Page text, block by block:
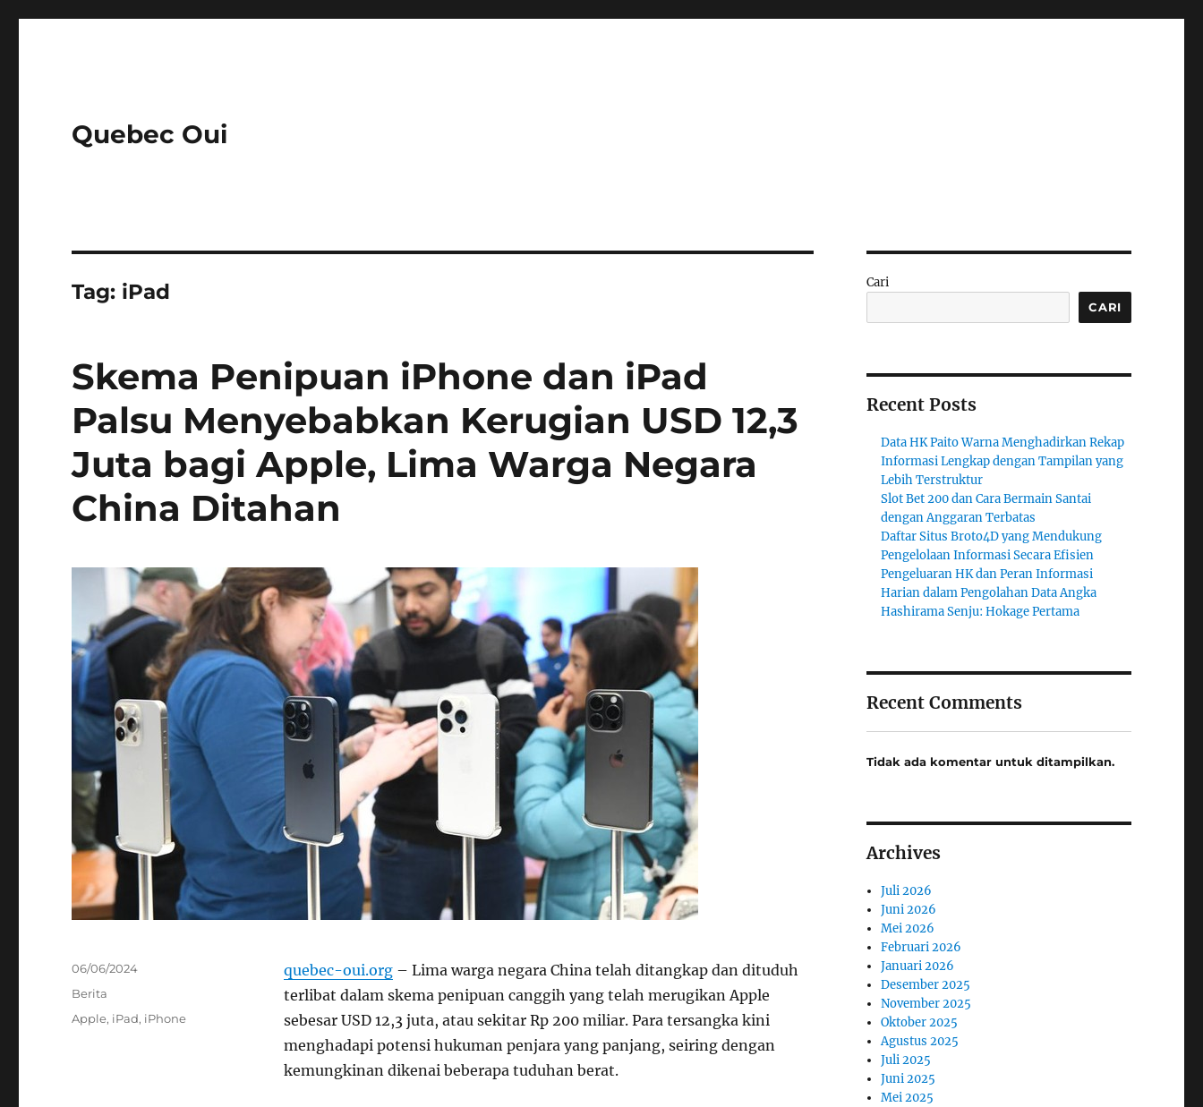
Quebec Oui
Tag: iPad
Skema Penipuan iPhone dan iPad
Palsu Menyebabkan Kerugian USD 12,3
Juta bagi Apple, Lima Warga Negara
China Ditahan
quebec-oui.org– Lima warga negara China telah ditangkap dan dituduh
terlibat dalam skema penipuan canggih yang telah merugikan Apple
sebesar USD 12,3 juta, atau sekitar Rp 200 miliar. Para tersangka kini
menghadapi potensi hukuman penjara yang panjang, seiring dengan
kemungkinan dikenai beberapa tuduhan berat.
Posted
06/06/2024
Categories
Berita
Tags
Apple, iPad, iPhone
Cari
CARI
Recent Posts
Data HK Paito Warna Menghadirkan Rekap
Informasi Lengkap dengan Tampilan yang
Lebih Terstruktur
Slot Bet 200 dan Cara Bermain Santai
dengan Anggaran Terbatas
Daftar Situs Broto4D yang Mendukung
Pengelolaan Informasi Secara Efisien
Pengeluaran HK dan Peran Informasi
Harian dalam Pengolahan Data Angka
Hashirama Senju: Hokage Pertama
Recent Comments
Tidak ada komentar untuk ditampilkan.
Archives
Juli 2026
Juni 2026
Mei 2026
Februari 2026
Januari 2026
Desember 2025
November 2025
Oktober 2025
Agustus 2025
Juli 2025
Juni 2025
Mei 2025